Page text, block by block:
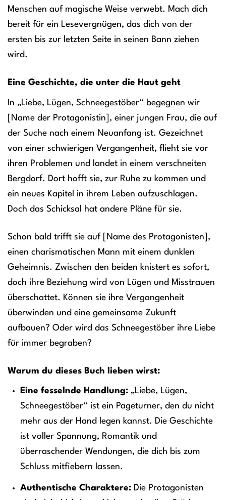
Menschen auf magische Weise verwebt. Mach dich
bereit für ein Lesevergnügen, das dich von der
ersten bis zur letzten Seite in seinen Bann ziehen
wird.
Eine Geschichte, die unter die Haut geht
In „Liebe, Lügen, Schneegestöber“ begegnen wir
[Name der Protagonistin], einer jungen Frau, die auf
der Suche nach einem Neuanfang ist. Gezeichnet
von einer schwierigen Vergangenheit, flieht sie vor
ihren Problemen und landet in einem verschneiten
Bergdorf. Dort hofft sie, zur Ruhe zu kommen und
ein neues Kapitel in ihrem Leben aufzuschlagen.
Doch das Schicksal hat andere Pläne für sie.
Schon bald trifft sie auf [Name des Protagonisten],
einen charismatischen Mann mit einem dunklen
Geheimnis. Zwischen den beiden knistert es sofort,
doch ihre Beziehung wird von Lügen und Misstrauen
überschattet. Können sie ihre Vergangenheit
überwinden und eine gemeinsame Zukunft
aufbauen? Oder wird das Schneegestöber ihre Liebe
für immer begraben?
Warum du dieses Buch lieben wirst:
Eine fesselnde Handlung:„Liebe, Lügen,
Schneegestöber“ ist ein Pageturner, den du nicht
mehr aus der Hand legen kannst. Die Geschichte
ist voller Spannung, Romantik und
überraschender Wendungen, die dich bis zum
Schluss mitfiebern lassen.
Authentische Charaktere:Die Protagonisten